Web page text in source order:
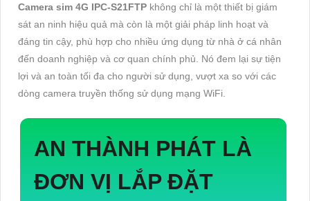
Camera sim 4G IPC-S21FTP không chỉ là một thiết bị giám
sát an ninh hiệu quả mà còn là một giải pháp linh hoạt và
đáng tin cậy, phù hợp cho nhiều ứng dụng từ nhà ở cá nhân
đến doanh nghiệp và cơ quan chính phủ. Nó đem lại sự tiện
lợi và an toàn tối đa cho người sử dụng, vượt xa so với các
dòng camera truyền thống sử dụng mạng WiFi.
AN THÀNH PHÁT LÀ
ĐƠN VỊ LẮP ĐẶT